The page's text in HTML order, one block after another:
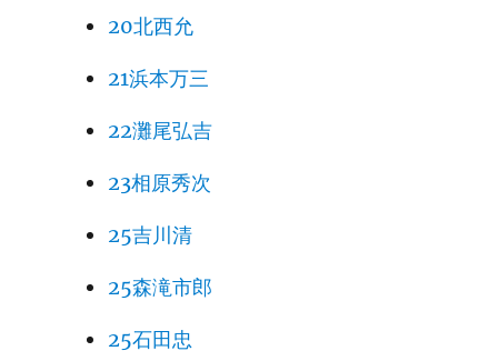
20北西允
21浜本万三
22灘尾弘吉
23相原秀次
25吉川清
25森滝市郎
25石田忠